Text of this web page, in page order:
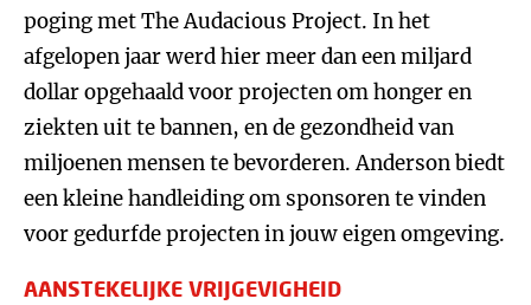
poging met The Audacious Project. In het
afgelopen jaar werd hier meer dan een miljard
dollar opgehaald voor projecten om honger en
ziekten uit te bannen, en de gezondheid van
miljoenen mensen te bevorderen. Anderson biedt
een kleine handleiding om sponsoren te vinden
voor gedurfde projecten in jouw eigen omgeving.
AANSTEKELIJKE VRIJGEVIGHEID